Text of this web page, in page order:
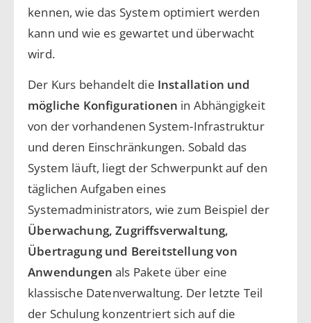
kennen, wie das System optimiert werden
kann und wie es gewartet und überwacht
wird.
Der Kurs behandelt die Installation und
mögliche Konfigurationen in Abhängigkeit
von der vorhandenen System-Infrastruktur
und deren Einschränkungen. Sobald das
System läuft, liegt der Schwerpunkt auf den
täglichen Aufgaben eines
Systemadministrators, wie zum Beispiel der
Überwachung, Zugriffsverwaltung,
Übertragung und Bereitstellung von
Anwendungen als Pakete über eine
klassische Datenverwaltung. Der letzte Teil
der Schulung konzentriert sich auf die